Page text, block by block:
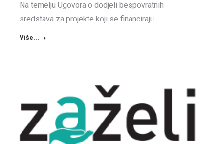
Na temelju Ugovora o dodjeli bespovratnih
sredstava za projekte koji se financiraju…
Više...